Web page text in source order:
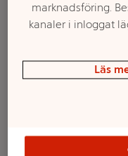
Rädisor
Filter
marknadsföring.
kanaler i inloggat
Läs